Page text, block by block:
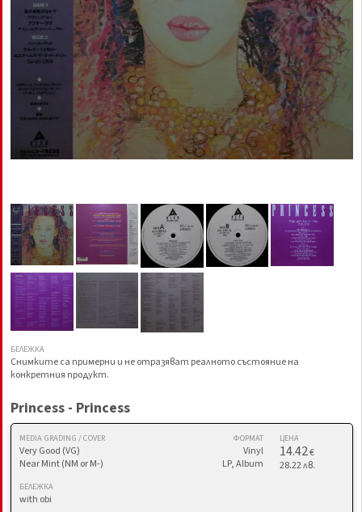
БЕЛЕЖКА
Снимките са примерни и не отразяват реалното състояние на
конкретния продукт.
Princess - Princess
MEDIA GRADING / COVER
Very Good (VG)
Near Mint (NM or M-)
ФОРМАТ
Vinyl
LP, Album
ЦЕНА
14.42€
28.22 лв.
БЕЛЕЖКА
with obi